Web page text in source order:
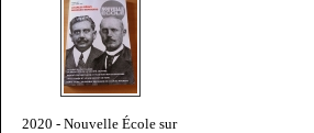
2020 - Nouvelle École sur